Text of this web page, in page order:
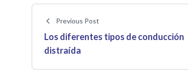
Previous Post
Los diferentes tipos de conducción
distraída